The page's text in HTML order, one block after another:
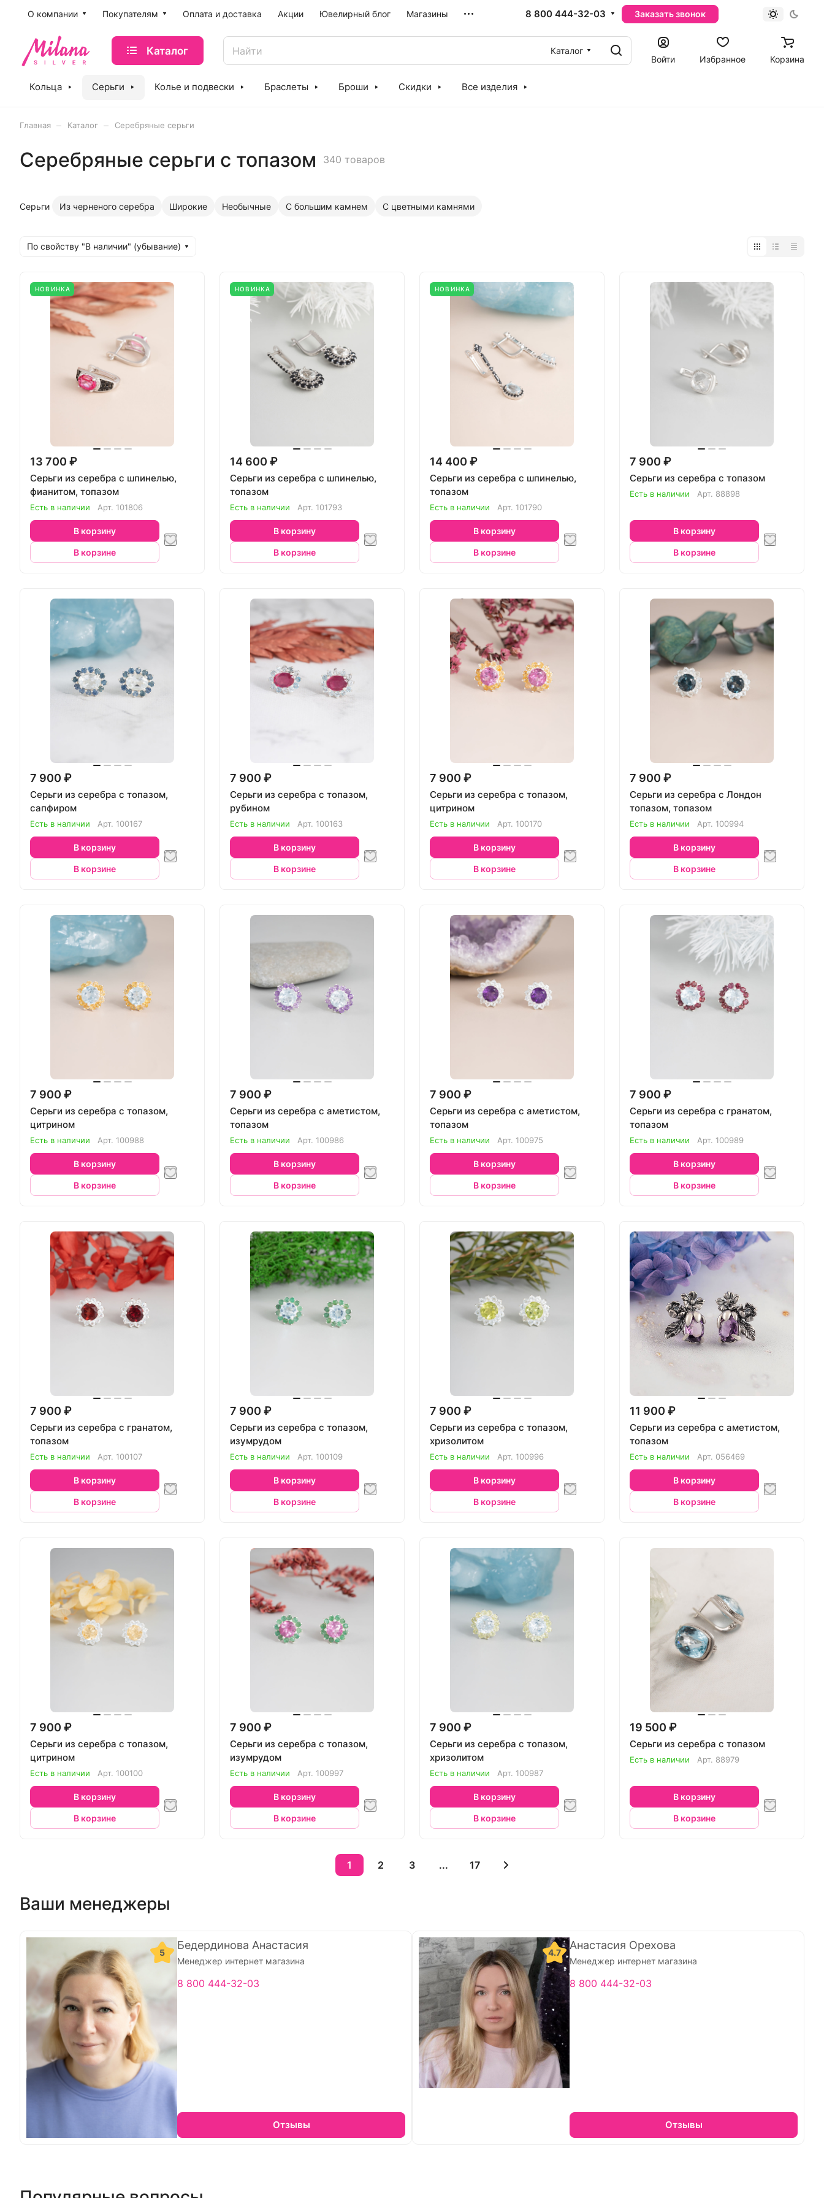
O компании Покупателям Оплата и доставка Акции Ювелирный блог Магазины 8 800 444-32-03 Заказать звонок
Каталог
Каталог
Войти
Избранное Корзина
Кольца Серьги Колье и подвески Браслеты Броши Скидки Все изделия
Главная Каталог Серебряные серьги
Серебряные серьги с топазом 340 товаров
Серьги Из черненого серебра Широкие Необычные С большим камнем С цветными камнями
По свойству "В наличии" (убывание)
НОВИНКА
13 700 ₽
Серьги из серебра с шпинелью,
фианитом, топазом
Есть в наличии Арт. 101806
В корзину
В корзине
НОВИНКА
14 600 ₽
Серьги из серебра с шпинелью,
топазом
Есть в наличии Арт. 101793
В корзину
В корзине
НОВИНКА
14 400 ₽
Серьги из серебра с шпинелью,
топазом
Есть в наличии Арт. 101790
В корзину
В корзине
7 900 ₽
Серьги из серебра с топазом
Есть в наличии Арт. 88898
В корзину
В корзине
7 900 ₽
Серьги из серебра с топазом,
сапфиром
Есть в наличии Арт. 100167
В корзину
В корзине
7 900 ₽
Серьги из серебра с топазом,
рубином
Есть в наличии Арт. 100163
В корзину
В корзине
7 900 ₽
Серьги из серебра с топазом,
цитрином
Есть в наличии Арт. 100170
В корзину
В корзине
7 900 ₽
Серьги из серебра с Лондон
топазом, топазом
Есть в наличии Арт. 100994
В корзину
В корзине
7 900 ₽
Серьги из серебра с топазом,
цитрином
Есть в наличии Арт. 100988
В корзину
В корзине
7 900 ₽
Серьги из серебра с аметистом,
топазом
Есть в наличии Арт. 100986
В корзину
В корзине
7 900 ₽
Серьги из серебра с аметистом,
топазом
Есть в наличии Арт. 100975
В корзину
В корзине
7 900 ₽
Серьги из серебра с гранатом,
топазом
Есть в наличии Арт. 100989
В корзину
В корзине
7 900 ₽
Серьги из серебра с гранатом,
топазом
Есть в наличии Арт. 100107
В корзину
В корзине
7 900 ₽
Серьги из серебра с топазом,
изумрудом
Есть в наличии Арт. 100109
В корзину
В корзине
7 900 ₽
Серьги из серебра с топазом,
хризолитом
Есть в наличии Арт. 100996
В корзину
В корзине
11 900 ₽
Серьги из серебра с аметистом,
топазом
Есть в наличии Арт. 056469
В корзину
В корзине
7 900 ₽
Серьги из серебра с топазом,
цитрином
Есть в наличии Арт. 100100
В корзину
В корзине
7 900 ₽
Серьги из серебра с топазом,
изумрудом
Есть в наличии Арт. 100997
В корзину
В корзине
7 900 ₽
Серьги из серебра с топазом,
хризолитом
Есть в наличии Арт. 100987
В корзину
В корзине
19 500 ₽
Серьги из серебра с топазом
Есть в наличии Арт. 88979
В корзину
В корзине
1 2 3 ... 17
Ваши менеджеры
5
Бедердинова Анастасия
Менеджер интернет магазина
8 800 444-32-03
Отзывы
4.7
Анастасия Орехова
Менеджер интернет магазина
8 800 444-32-03
Отзывы